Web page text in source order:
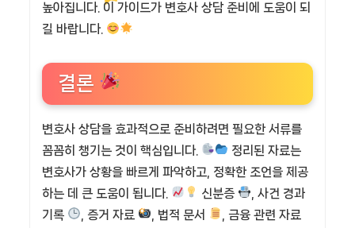
높아집니다. 이 가이드가 변호사 상담 준비에 도움이 되
길 바랍니다.
결론
변호사 상담을 효과적으로 준비하려면 필요한 서류를
꼼꼼히 챙기는 것이 핵심입니다.
정리된 자료는
변호사가 상황을 빠르게 파악하고, 정확한 조언을 제공
하는 데 큰 도움이 됩니다.
신분증
, 사건 경과
기록
, 증거 자료 , 법적 문서
, 금융 관련 자료